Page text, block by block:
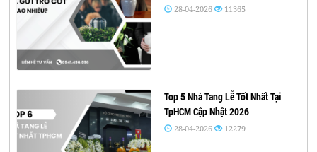
28-04-2026 11365
Top 5 Nhà Tang Lễ Tốt Nhất Tại
TpHCM Cập Nhật 2026
28-04-2026 12279